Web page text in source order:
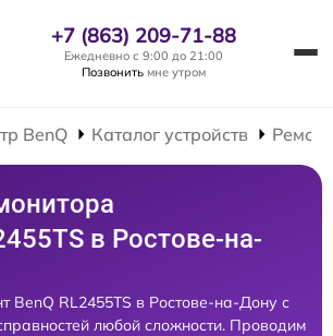
+7 (863) 209-71-88
Ежедневно с 9:00 до 21:00
Позвонить мне утром
BenQ Каталог устройств
в Ростове-на-
BenQ RL2455TS в Ростове-на-Дону с
любой сложности. Проводим